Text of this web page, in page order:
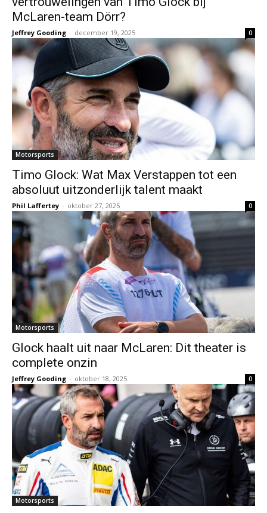
McLaren-team Dörr?
Jeffrey Gooding - december 19, 2025 0
Motorsports
Timo Glock: Wat Max Verstappen tot een
absoluut uitzonderlijk talent maakt
Phil Laffertey - oktober 27, 2025 0
Motorsports
Glock haalt uit naar McLaren: Dit theater is
complete onzin
Jeffrey Gooding - oktober 18, 2025 0
Motorsports